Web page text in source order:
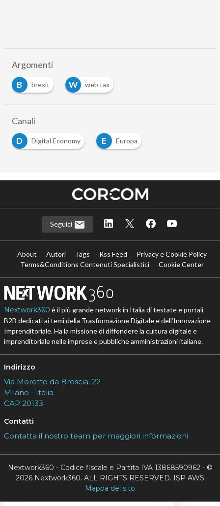
Argomenti
B
brexit W web tax
Canali
D
Digital Economy E Europa
Seguici
About Autori Tags Rss Feed
Privacy e Cookie Policy
Terms&Conditions Contenuti Specialistici
Cookie Center
Nextwork360 è il più grande network in Italia di testate e portali
B2B dedicati ai temi della Trasformazione Digitale e dell’Innovazione
Imprenditoriale. Ha la missione di diffondere la cultura digitale e
imprenditoriale nelle imprese e pubbliche amministrazioni italiane.
Indirizzo
Via Moretto da Brescia, 22
Milano - Italia
CAP 20133
Contatti
Contatta il nostro team per maggiori informazioni
Nextwork360 - Codice fiscale e Partita IVA 13868590962 - ©
2026 Nextwork360. ALL RIGHTS RESERVED. ISP AWS
Mappa del sito